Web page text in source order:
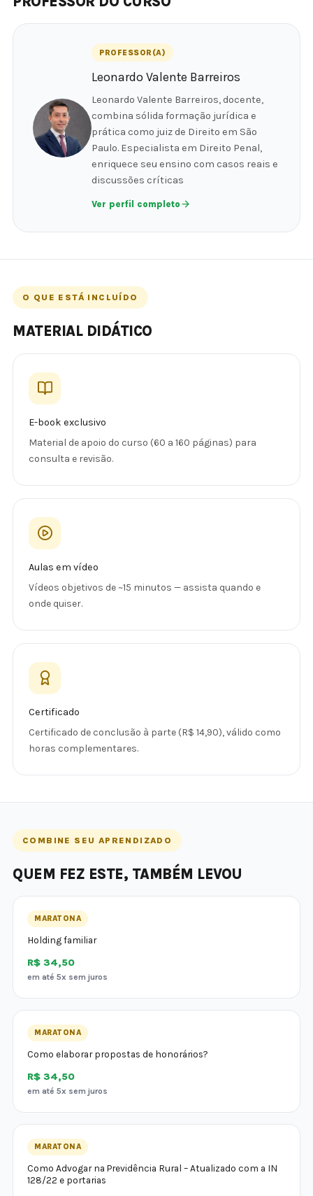
PROFESSOR(A)
Leonardo Valente Barreiros
Leonardo Valente Barreiros, docente,
combina sólida formação jurídica e
prática como juiz de Direito em São
Paulo. Especialista em Direito Penal,
enriquece seu ensino com casos reais e
discussões críticas
Ver perfil completo
O QUE ESTÁ INCLUÍDO
MATERIAL DIDÁTICO
E-book exclusivo
Material de apoio do curso (60 a 160 páginas) para
consulta e revisão.
Aulas em vídeo
Vídeos objetivos de ~15 minutos — assista quando e
onde quiser.
Certificado
Certificado de conclusão à parte (R$ 14,90), válido como
horas complementares.
COMBINE SEU APRENDIZADO
QUEM FEZ ESTE, TAMBÉM LEVOU
MARATONA
Holding familiar
R$ 34,50
em até 5x sem juros
MARATONA
Como elaborar propostas de honorários?
R$ 34,50
em até 5x sem juros
MARATONA
Como Advogar na Previdência Rural – Atualizado com a IN
128/22 e portarias